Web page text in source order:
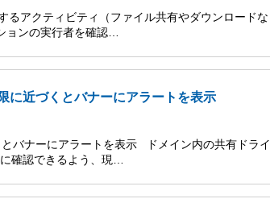
アクティビティ（ファイル共有やダウンロードな
ョンの実行者を確認…
に近づくとバナーにアラートを表示
バナーにアラートを表示 ドメイン内の共有ドライ
確認できるよう、現…